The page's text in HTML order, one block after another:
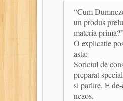
“Cum
un produs
materia
O explicatie
asta:
Soriciul de
preparat
si parlire. E
neaos.